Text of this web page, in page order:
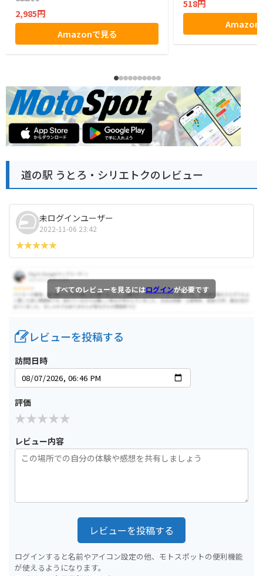
2,985円
Amazonで見る
518円
Amazon
道の駅 うとろ・シリエトクのレビュー
未ログインユーザー
2022-11-06 23:42
すべてのレビューを見るにはログインが必要です
レビューを投稿する
訪問日時
評価
レビュー内容
レビューを投稿する
ログインすると名前やアイコン設定の他、モトスポットの便利機能
が使えるようになります。